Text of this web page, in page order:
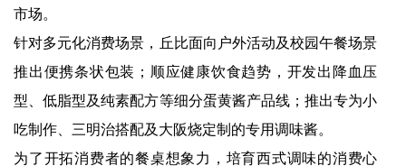
市场。
针对多元化消费场景，丘比面向户外活动及校园午餐场景
推出便携条状包装；顺应健康饮食趋势，开发出降血压
型、低脂型及纯素配方等细分蛋黄酱产品线；推出专为小
吃制作、三明治搭配及大阪烧定制的专用调味酱。
为了开拓消费者的餐桌想象力，培育西式调味的消费心